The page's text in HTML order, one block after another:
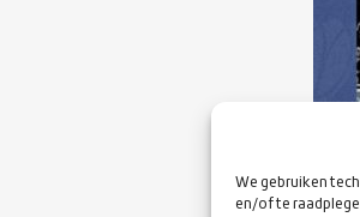
We gebruiken
en/of te